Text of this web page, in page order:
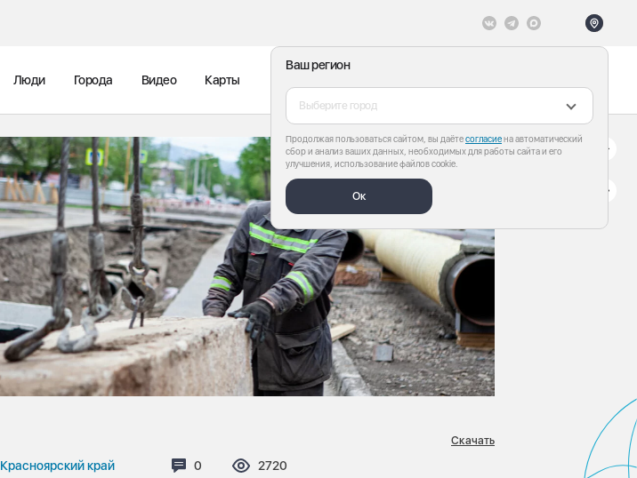
Ваш регион
Выберите город
Продолжая пользоваться сайтом, вы даётесогласиена автоматический
сбор и анализ ваших данных, необходимых для работы сайта и его
улучшения, использование файлов cookie.
Ок
Люди Города Видео Карты
Красноярский край Комментариев:
0 Просмотров:
2720
Скачать